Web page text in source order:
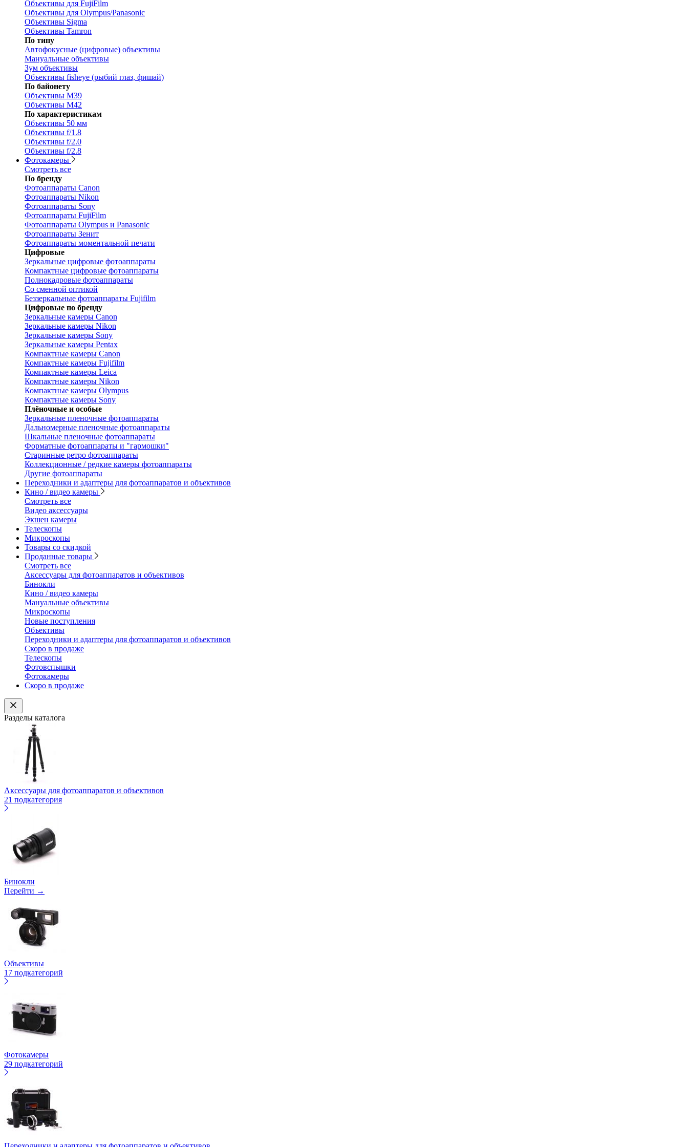
Объективы для FujiFilm
Объективы для Olympus/Panasonic
Объективы Sigma
Объективы Tamron
По типу
Автофокусные (цифровые) объективы
Мануальные объективы
Зум объективы
Объективы fisheye (рыбий глаз, фишай)
По байонету
Объективы M39
Объективы M42
По характеристикам
Объективы 50 мм
Объективы f/1.8
Объективы f/2.0
Объективы f/2.8
Фотокамеры
Смотреть все
По бренду
Фотоаппараты Canon
Фотоаппараты Nikon
Фотоаппараты Sony
Фотоаппараты FujiFilm
Фотоаппараты Olympus и Panasonic
Фотоаппараты Зенит
Фотоаппараты моментальной печати
Цифровые
Зеркальные цифровые фотоаппараты
Компактные цифровые фотоаппараты
Полнокадровые фотоаппараты
Со сменной оптикой
Беззеркальные фотоаппараты Fujifilm
Цифровые по бренду
Зеркальные камеры Canon
Зеркальные камеры Nikon
Зеркальные камеры Sony
Зеркальные камеры Pentax
Компактные камеры Canon
Компактные камеры Fujifilm
Компактные камеры Leica
Компактные камеры Nikon
Компактные камеры Olympus
Компактные камеры Sony
Плёночные и особые
Зеркальные пленочные фотоаппараты
Дальномерные пленочные фотоаппараты
Шкальные пленочные фотоаппараты
Форматные фотоаппараты и "гармошки"
Старинные ретро фотоаппараты
Коллекционные / редкие камеры фотоаппараты
Другие фотоаппараты
Переходники и адаптеры для фотоаппаратов и объективов
Кино / видео камеры
Смотреть все
Видео аксессуары
Экшен камеры
Телескопы
Микроскопы
Товары со скидкой
Проданные товары
Смотреть все
Аксессуары для фотоаппаратов и объективов
Бинокли
Кино / видео камеры
Мануальные объективы
Микроскопы
Новые поступления
Объективы
Переходники и адаптеры для фотоаппаратов и объективов
Скоро в продаже
Телескопы
Фотовспышки
Фотокамеры
Скоро в продаже
Разделы каталога
Аксессуары для фотоаппаратов и объективов
21 подкатегория
Бинокли
Перейти →
Объективы
17 подкатегорий
Фотокамеры
29 подкатегорий